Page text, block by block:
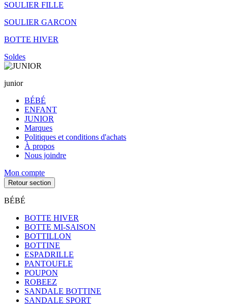
SOULIER FILLE
SOULIER GARCON
BOTTE HIVER
Soldes
junior
BÉBÉ
ENFANT
JUNIOR
Marques
Politiques et conditions d'achats
À propos
Nous joindre
Mon compte
Retour section
BÉBÉ
BOTTE HIVER
BOTTE MI-SAISON
BOTTILLON
BOTTINE
ESPADRILLE
PANTOUFLE
POUPON
ROBEEZ
SANDALE BOTTINE
SANDALE SPORT